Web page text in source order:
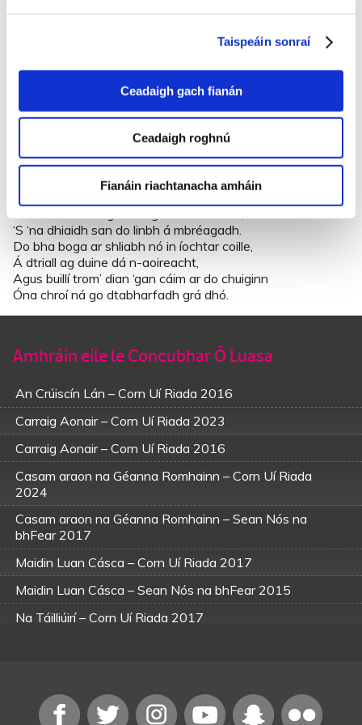
Taispeáin sonraí
Ceadaigh gach fianán
Ceadaigh roghnú
Fianáin riachtanacha amháin
Agus cead scríobh go mion le barr pinn,
Agus is domh-sa féin nár chás san.
‘Na sheasamh ar an inse chun ríl nó jig,
Is ní fearr ná mar imreodh báire,
An damhas bruinneall sa ríocht a chífeadh a chlis
Óna chroí ná go dtabharfadh grá dhó.
Tá mo shúil-se go dian leis a’ dTiarna anois,
‘S ‘na dhiaidh san do linbh á mbréagadh.
Do bha boga ar shliabh nó in íochtar coille,
Á dtriall ag duine dá n-aoireacht,
Agus buillí trom’ dian ‘gan cáim ar do chuiginn
Óna chroí ná go dtabharfadh grá dhó.
Amhráin eile le Concubhar Ó Luasa
An Crúiscín Lán – Corn Uí Riada 2016
Carraig Aonair – Corn Uí Riada 2023
Carraig Aonair – Corn Uí Riada 2016
Casam araon na Géanna Romhainn – Corn Uí Riada
2024
Casam araon na Géanna Romhainn – Sean Nós na
bhFear 2017
Maidin Luan Cásca – Corn Uí Riada 2017
Maidin Luan Cásca – Sean Nós na bhFear 2015
Na Táilliúirí – Corn Uí Riada 2017